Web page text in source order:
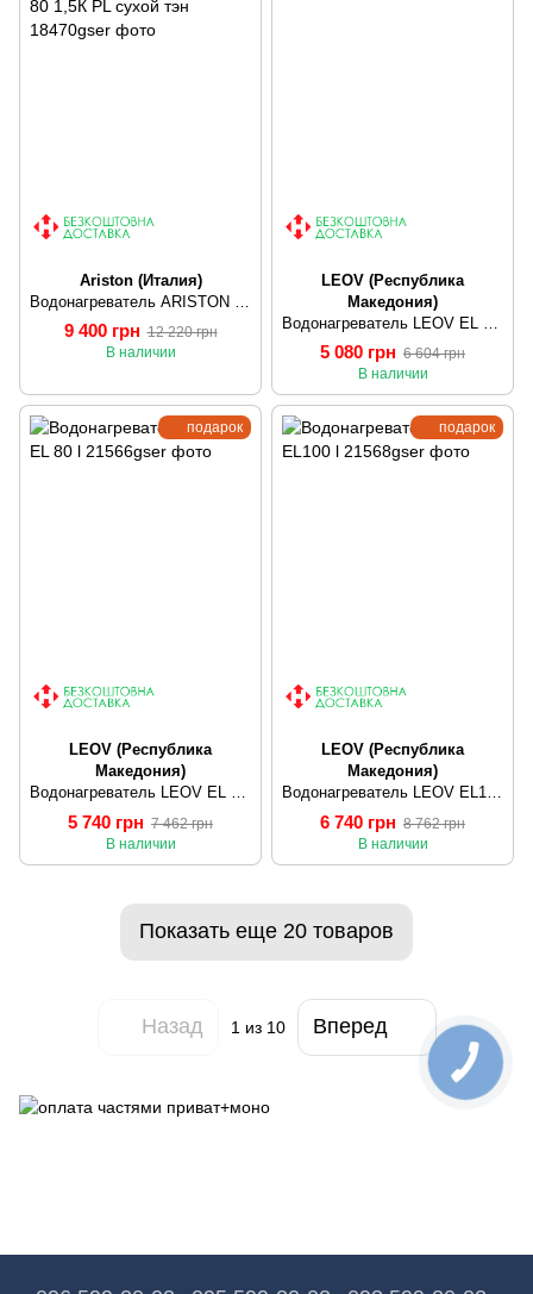
Ariston (Италия)
9 400 грн 12 220 грн
В наличии
LEOV (Республика
Македония)
5 080 грн 6 604 грн
В наличии
подарок
LEOV (Республика
Македония)
Водонагреватель LEOV EL 80 l
5 740 грн 7 462 грн
В наличии
подарок
LEOV (Республика
Македония)
Водонагреватель LEOV EL100 l
6 740 грн 8 762 грн
В наличии
Показать еще 20 товаров
Назад 1 из 10 Вперед